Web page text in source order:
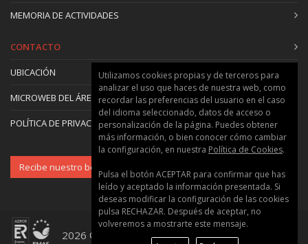
MEMORIA DE ACTIVIDADES
CONTACTO
UBICACIÓN
MICROWEB DEL ÁREA
POLÍTICA DE PRIVACIDAD Y COOKIES
Recibe nuestro boletín
2026 © Universitat Politècnica de València ::
Utilizamos cookies propias y de terceros para
analizar el uso que haces de nuestra web, como
recordar las preferencias del usuario en el caso
del idioma seleccionado, datos de acceso o
personalización de la página. Puedes obtener
más información, o bien conocer cómo cambiar
la configuración, en nuestra Política de Cookies.
Pulsa el botón ACEPTAR para confirmar que has
leído y aceptado la información presentada. Si
deseas modificar la configuración de las cookies
pulsa RECHAZAR. Después de aceptar, no
volveremos a mostrarte este mensaje.